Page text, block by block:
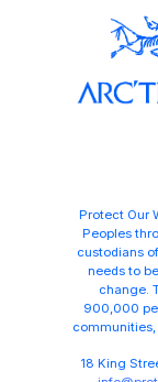
Protect Our
Peoples
custodians
needs to
change.
900,000
18 King